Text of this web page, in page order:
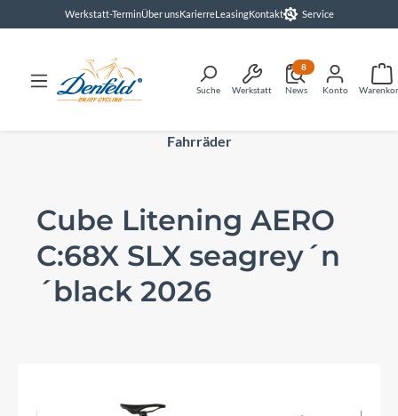
springenWerkstatt-TerminÜber unsKarierreLeasingKontakt Service
Suche Werkstatt News
8
Konto
Fahrräder
Cube Litening AERO
C:68X SLX seagrey´n
´black 2026